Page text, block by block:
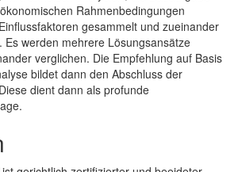
Rahmenbedingungen
gesammelt und zueinander
Es werden mehrere Lösungsansätze
verglichen. Die Empfehlung auf Basis
bildet dann den Abschluss der
dient dann als profunde